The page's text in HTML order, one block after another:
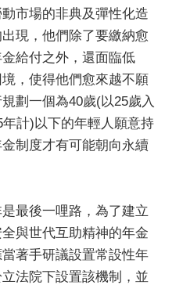
市場的非典及彈性化造
現，他們除了要繳納愈
給付之外，還面臨低
，使得他們愈來越不願
劃一個為40歲(以25歲入
計)以下的年輕人願意持
制度才有可能朝向永續
最後一哩路，為了建立
與世代互助精神的年金
著手研議設置常設性年
法院下設置該機制，並